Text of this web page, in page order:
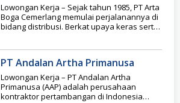
Lowongan Kerja – Sejak tahun 1985, PT Arta
Boga Cemerlang memulai perjalanannya di
bidang distribusi. Berkat upaya keras serta
PT Andalan Artha Primanusa
Lowongan Kerja – PT Andalan Artha
Primanusa (AAP) adalah perusahaan
kontraktor pertambangan di Indonesia